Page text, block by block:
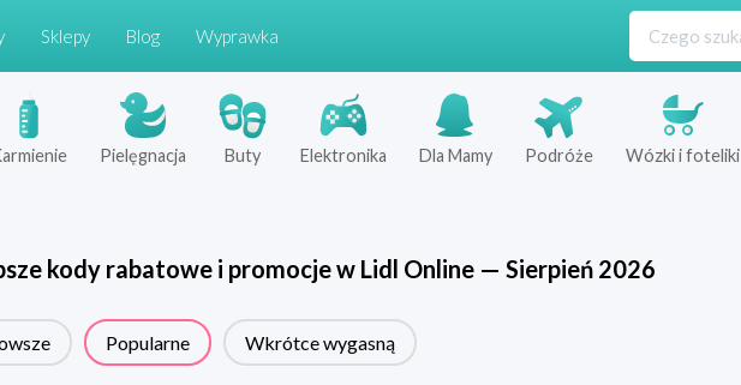
Sklepy Blog Wyprawka
Pielęgnacja Buty Elektronika Dla Mamy Podróże Wózki i foteliki
kody rabatowe i promocje w Lidl Online— Sierpień 2026
Popularne Wkrótce wygasną